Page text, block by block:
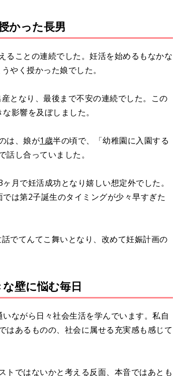
かった長男
ることの連続でした。妊活を始めるもなかな
やく授かった娘でした。
となり、最後まで不安の連続でした。この
影響を及ぼしました。
は、娘が1歳半の頃で、「幼稚園に入園する
し合っていました。
月で妊活成功となり嬉しい想定外でした。
は第2子誕生のタイミングが少々早すぎた
でてんてこ舞いとなり、改めて妊娠計画の
壁に悩む毎日
いながら日々社会生活を学んでいます。私自
はあるものの、社会に属せる充実感も感じて
トではないかと考える反面、本音ではあとも